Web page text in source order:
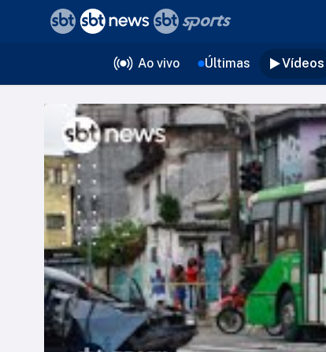
Ao vivo Últimas Vídeos
voltar
Editorias